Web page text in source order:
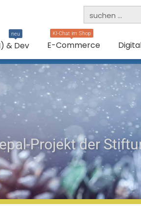
& Dev
neu
E-Commerce
KI-Chat im Shop
Projekt der